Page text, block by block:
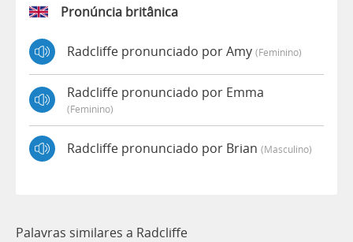
Pronúncia britânica
Radcliffe pronunciado por Amy (feminino)
Radcliffe pronunciado por Emma
(feminino)
Radcliffe pronunciado por Brian (masculino)
Palavras similares a Radcliffe